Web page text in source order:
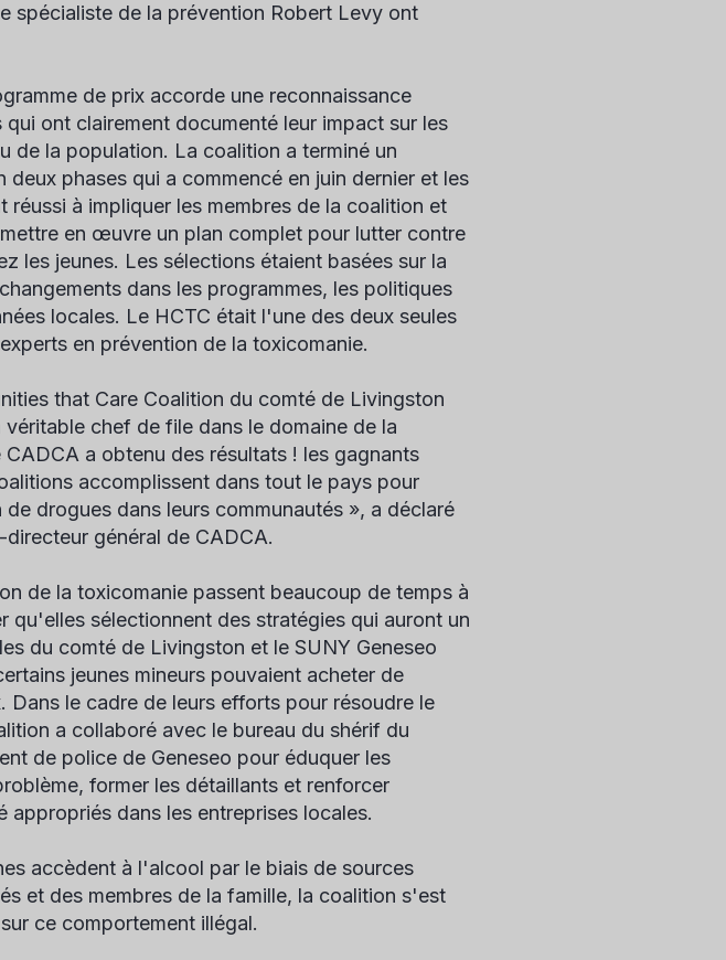
spécialiste de la prévention Robert Levy ont
de prix accorde une reconnaissance
ont clairement documenté leur impact sur les
de la population. La coalition a terminé un
phases qui a commencé en juin dernier et les
à impliquer les membres de la coalition et
en œuvre un plan complet pour lutter contre
les jeunes. Les sélections étaient basées sur la
dans les programmes, les politiques
locales. Le HCTC était l'une des deux seules
en prévention de la toxicomanie.
that Care Coalition du comté de Livingston
chef de file dans le domaine de la
a obtenu des résultats ! les gagnants
accomplissent dans tout le pays pour
drogues dans leurs communautés », a déclaré
général de CADCA.
de la toxicomanie passent beaucoup de temps à
qu'elles sélectionnent des stratégies qui auront un
du comté de Livingston et le SUNY Geneseo
jeunes mineurs pouvaient acheter de
le cadre de leurs efforts pour résoudre le
a collaboré avec le bureau du shérif du
de police de Geneseo pour éduquer les
former les détaillants et renforcer
dans les entreprises locales.
accèdent à l'alcool par le biais de sources
et des membres de la famille, la coalition s'est
ce comportement illégal.